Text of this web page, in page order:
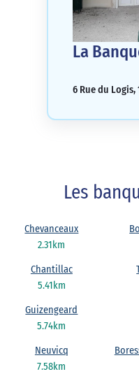
La
6 Rue du Logis,
Les
2.31km
Chevanceaux
5.41km
Chantillac
5.74km
Guizengeard
7.58km
Neuvicq